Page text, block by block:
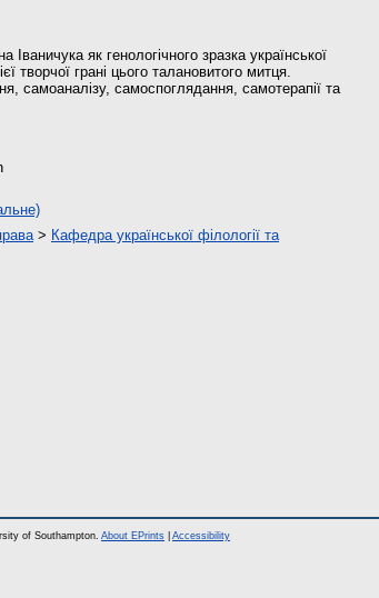
як генологічного зразка української
творчої грані цього талановитого митця.
самоаналізу, самоспоглядання, самотерапії та
> Кафедра української філології та
of Southampton. About EPrints Accessibility